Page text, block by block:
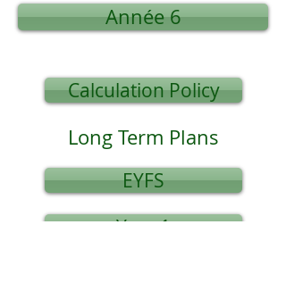
Année 6
Calculation Policy
Long Term Plans
EYFS
Year 1